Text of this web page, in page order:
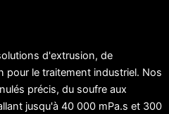
d'extrusion, de
pour le traitement industriel. Nos
précis, du soufre aux
jusqu'à 40 000 mPa.s et 300